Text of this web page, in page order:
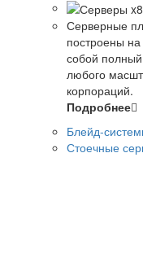
Серверные
построены
собой
любого
корпораций.
Подробнее
Блейд-
Стоечные